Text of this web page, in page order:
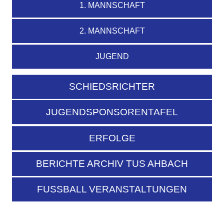
1. MANNSCHAFT
2. MANNSCHAFT
JUGEND
SCHIEDSRICHTER
JUGENDSPONSORENTAFEL
ERFOLGE
BERICHTE ARCHIV TUS AHBACH
FUSSBALL VERANSTALTUNGEN